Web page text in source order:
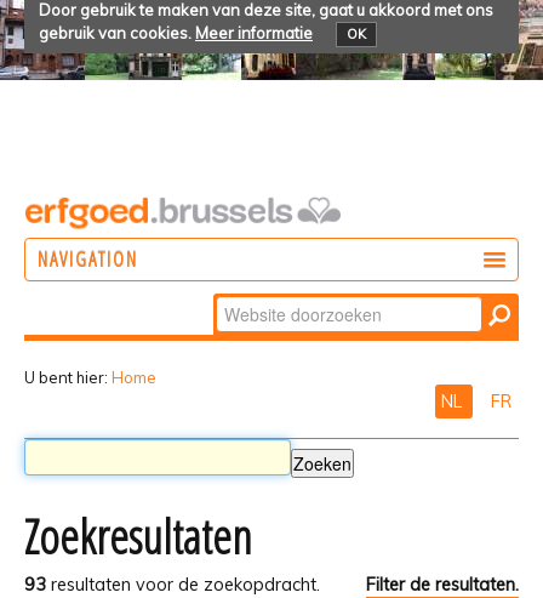
Door gebruik te maken van deze site, gaat u akkoord met ons
gebruik van cookies. Meer informatie OK
NAVIGATION
Zoek
Geavanceerd
U bent hier: Home
NL FR
Zoekresultaten
93 resultaten voor de zoekopdracht.
Filter de resultaten.